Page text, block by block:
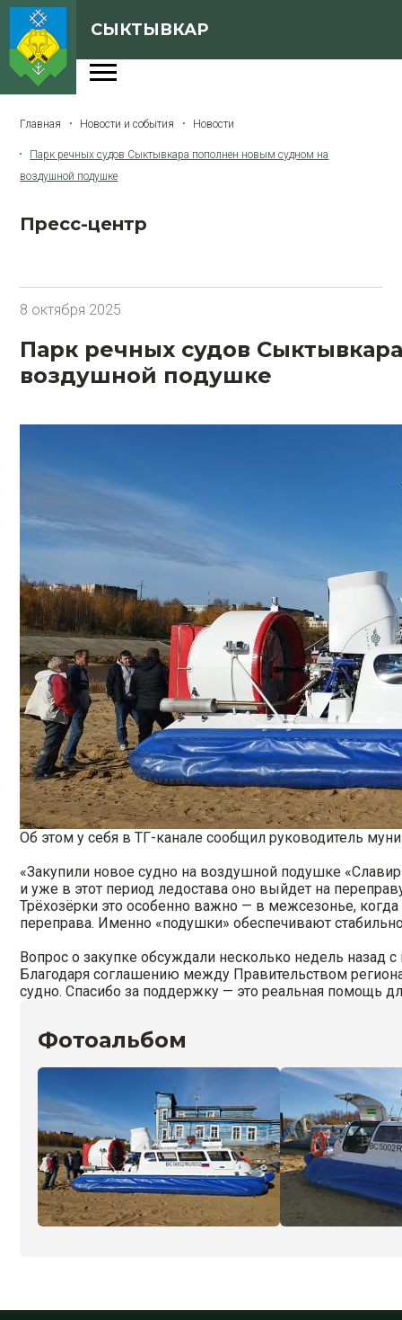
СЫКТЫВКАР
Генеральный план
Версия для слабовидящих
Главная Новости и события Новости
Парк речных судов Сыктывкара пополнен новым судном на
воздушной подушке
Пресс-центр
8 октября 2025
Парк речных судов
воздушной подушке
Об этом у себя в ТГ-канале сообщил руководитель
«Закупили новое судно на воздушной подушке
и уже в этот период ледостава оно выйдет на
Трёхозёрки это особенно важно — в межсезонье,
переправа. Именно «подушки» обеспечивают
Вопрос о закупке обсуждали несколько недель
Благодаря соглашению между Правительством
судно. Спасибо за поддержку — это реальная помощь
Фотоальбом